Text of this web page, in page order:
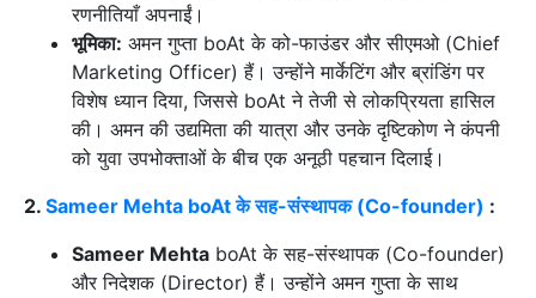
रणनीतियाँ अपनाईं।
भूमिका: अमन गुप्ता boAt के को-फाउंडर और सीएमओ (Chief
Marketing Officer) हैं। उन्होंने मार्केटिंग और ब्रांडिंग पर
विशेष ध्यान दिया, जिससे boAt ने तेजी से लोकप्रियता हासिल
की। अमन की उद्यमिता की यात्रा और उनके दृष्टिकोण ने कंपनी
को युवा उपभोक्ताओं के बीच एक अनूठी पहचान दिलाई।
2. Sameer Mehta boAt के सह-संस्थापक (Co-founder) :
Sameer Mehta boAt के सह-संस्थापक (Co-founder)
और निदेशक (Director) हैं। उन्होंने अमन गुप्ता के साथ